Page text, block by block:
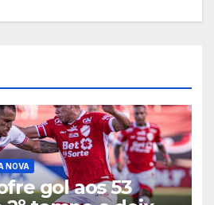
NOVA
gol aos 53